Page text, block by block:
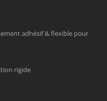
adhésif & flexible pour
rigide